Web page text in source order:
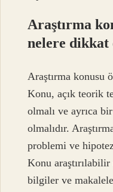
Araştırma
nelere
Araştırma konusu
Konu, açık teorik
olmalı ve ayrıca
olmalıdır.
problemi ve
Konu
bilgiler ve